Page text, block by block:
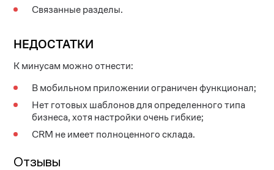
Связанные разделы.
НЕДОСТАТКИ
К минусам можно отнести:
В мобильном приложении ограничен функционал;
Нет готовых шаблонов для определенного типа
бизнеса, хотя настройки очень гибкие;
CRM не имеет полноценного склада.
Отзывы